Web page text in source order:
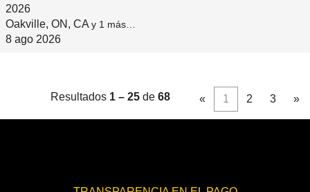
2026
Oakville, ON, CA y 1 más…
8 ago 2026
Resultados 1 – 25 de 68 « 1 2 3 »